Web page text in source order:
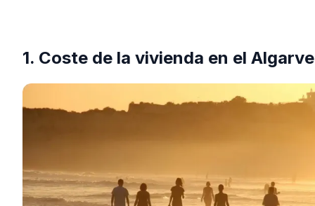
1. Coste de la vivienda en el Algarve